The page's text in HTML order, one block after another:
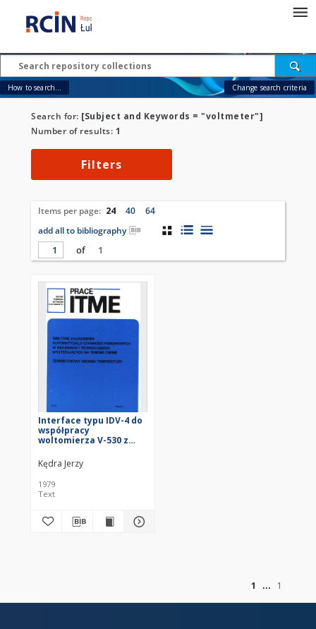
How to search... Change search criteria
Search for: [Subject and Keywords = "voltmeter"]
Number of results: 1
Filters
Items per page: 24 40
64
add all to bibliography
of
1
Interface typu IDV-4 do
współpracy
woltomierza V-530 z
Interface IDV-4 for
cooperation voltmeter
V-530 with printer VA-G-
24A
Kędra Jerzy
1979
Text
1
1